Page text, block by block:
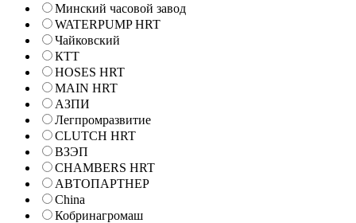
Минский часовой завод
WATERPUMP HRT
Чайковский
КТТ
HOSES HRT
MAIN HRT
АЗПИ
Легпромразвитие
CLUTCH HRT
ВЗЭП
CHAMBERS HRT
АВТОПАРТНЕР
China
Кобринагромаш